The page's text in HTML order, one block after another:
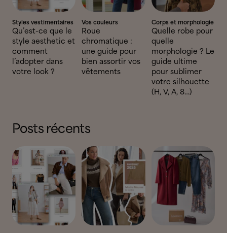
Styles vestimentaires
Qu’est-ce que le
style aesthetic et
comment
l’adopter dans
votre look ?
Vos couleurs
Roue
chromatique :
une guide pour
bien assortir vos
vêtements
Corps et morphologie
Quelle robe pour
quelle
morphologie ? Le
guide ultime
pour sublimer
votre silhouette
(H, V, A, 8…)
Posts récents